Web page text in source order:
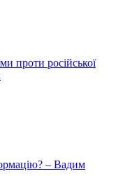
проти російської
– Вадим